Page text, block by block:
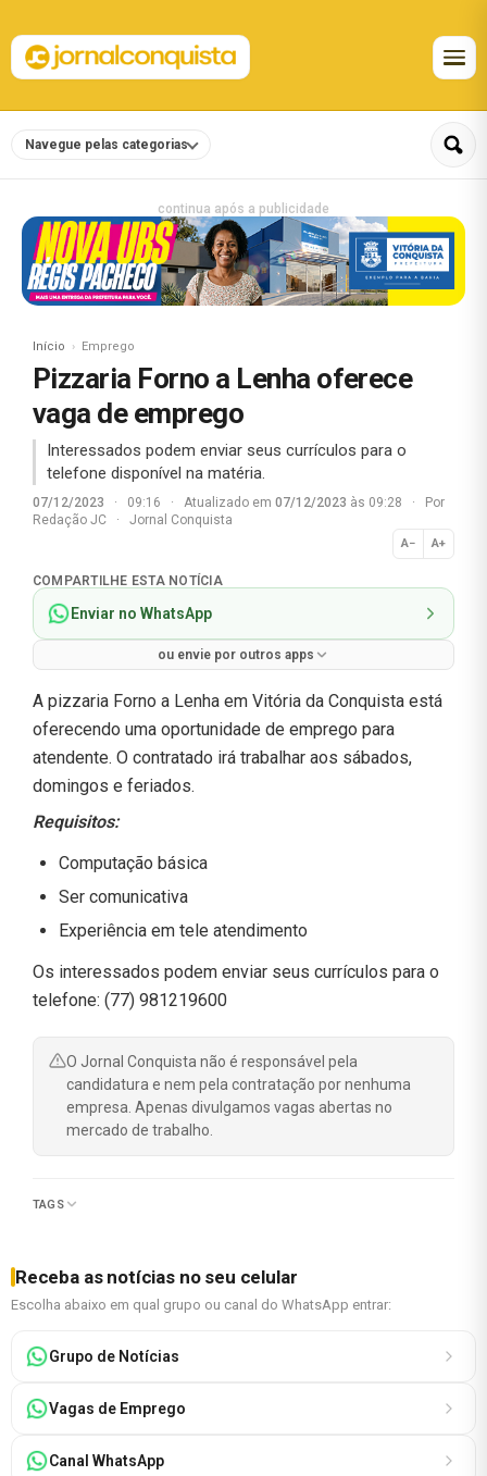
Navegue pelas categorias
continua após a publicidade
Início Emprego
Pizzaria Forno a Lenha oferece
vaga de emprego
Interessados podem enviar seus currículos para o
telefone disponível na matéria.
07/12/2023 · 09:16 · Atualizado em 07/12/2023 às 09:28 ·
Por
Redação JC
· Jornal Conquista
A− A+
Normal
COMPARTILHE ESTA NOTÍCIA
Enviar no WhatsApp
ou envie por outros apps
A pizzaria Forno a Lenha em Vitória da Conquista está
oferecendo uma oportunidade de emprego para
atendente. O contratado irá trabalhar aos sábados,
domingos e feriados.
Requisitos:
Computação básica
Ser comunicativa
Experiência em tele atendimento
Os interessados podem enviar seus currículos para o
telefone: (77) 981219600
O Jornal Conquista não é responsável pela
candidatura e nem pela contratação por nenhuma
empresa. Apenas divulgamos vagas abertas no
mercado de trabalho.
TAGS
Receba as notícias no seu celular
Escolha abaixo em qual grupo ou canal do WhatsApp entrar:
Grupo de Notícias
Vagas de Emprego
Canal WhatsApp